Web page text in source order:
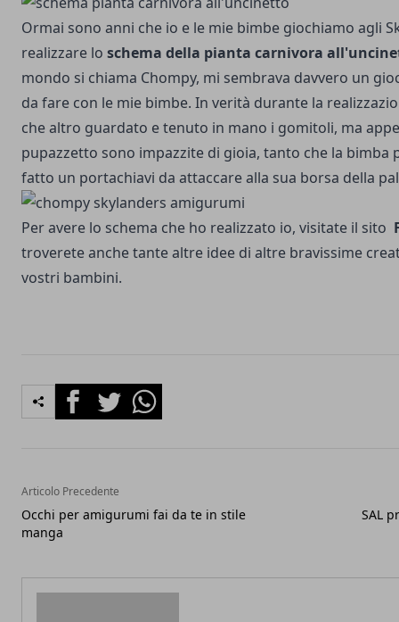
Ormai sono anni che io e le mie bimbe giochiamo agli
realizzare lo schema della pianta carnivora
mondo si chiama Chompy, mi sembrava davvero un
da fare con le mie bimbe. In verità durante la
che altro guardato e tenuto in mano i gomitoli, ma
pupazzetto sono impazzite di gioia, tanto che la bimba
fatto un portachiavi da attaccare alla sua borsa della
Per avere lo schema che ho realizzato io, visitate il sito
troverete anche tante altre idee di altre bravissime
vostri bambini.
FacebookTwitterWhatsapp
Articolo Precedente
Occhi per amigurumi fai da te in stile
manga
SAL